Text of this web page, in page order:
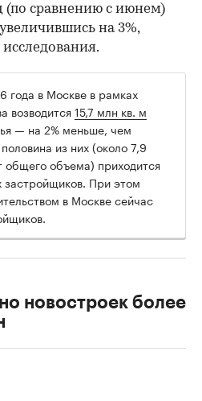
(по сравнению с июнем)
на 3%,
года в Москве в рамках
возводится15,7 млн кв. м
— на 2% меньше, чем
из них (около 7,9
общего объема) приходится
застройщиков. При этом
в Москве сейчас
новостроек более